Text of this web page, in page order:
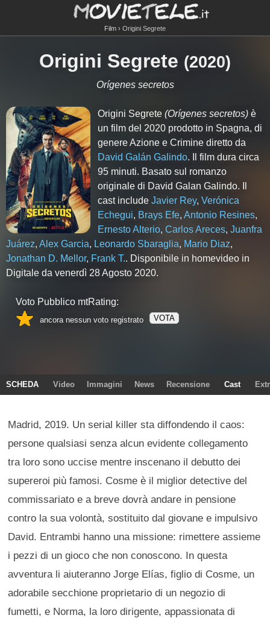
Film Origini Segrete
Origini Segrete (2020)
Orígenes secretos
Origini Segrete(Orígenes secretos) è
un film del 2020 prodotto in Spagna, di
genere Azione e Crimine diretto da
David Galán Galindo. Il film dura circa
95 minuti. Basato sul romanzo
originale di David Galan Galindo. Il
cast includeJavier Rey,Verónica
Echegui, Brays Efe,Antonio Resines,
Ernesto Alterio,Carlos Areces,Juanfra
Juárez, Alex Garcia, Leonardo Sbaraglia, Mario Diaz,
Jonathan D. Mellor, Frank T.. Disponibile in homevideo in
Digitale da venerdì 28 Agosto 2020.
Voto Pubblico mtRating:
ancora nessun voto registrato VOTA
SCHEDA Video Immagini News Recensione Cast
Madrid, 2019. Un serial killer sta diffondendo il caos:
persone qualsiasi senza alcun evidente collegamento
tra loro sono uccise mentre inscenano il debutto dei
supereroi più famosi. Cosme è il miglior detective del
commissariato e a breve dovrà andare in pensione
contro la sua volontà, sostituito dal giovane e impulsivo
David. Entrambi hanno una missione: rimettere assieme
i pezzi di un gioco che non conoscono. In questa
avventura li aiuteranno Jorge Elías, figlio di Cosme, un
adorabile secchione proprietario di un negozio di
fumetti, e Norma, la loro dirigente, appassionata di